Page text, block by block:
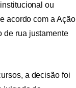
ou
acordo com a Ação
de rua justamente
a decisão foi